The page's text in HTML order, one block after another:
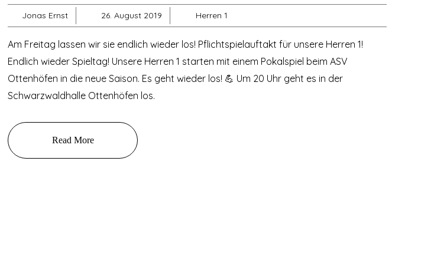
Jonas Ernst 26. August 2019 Herren 1
Am Freitag lassen wir sie endlich wieder los! Pflichtspielauftakt für unsere Herren 1!
Endlich wieder Spieltag! Unsere Herren 1 starten mit einem Pokalspiel beim ASV
Ottenhöfen in die neue Saison. Es geht wieder los! 💪 Um 20 Uhr geht es in der
Schwarzwaldhalle Ottenhöfen los.
Read More